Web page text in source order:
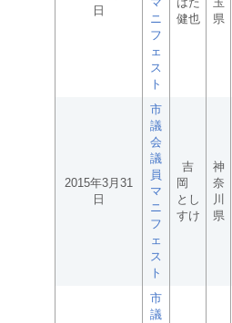
日
ニ
フ
ェ
ス
ト
健也
県
2015年3月31
日
市
議
会
議
員
マ
ニ
フ
ェ
ス
ト
吉
岡
とし
すけ
神
奈
川
県
市
議